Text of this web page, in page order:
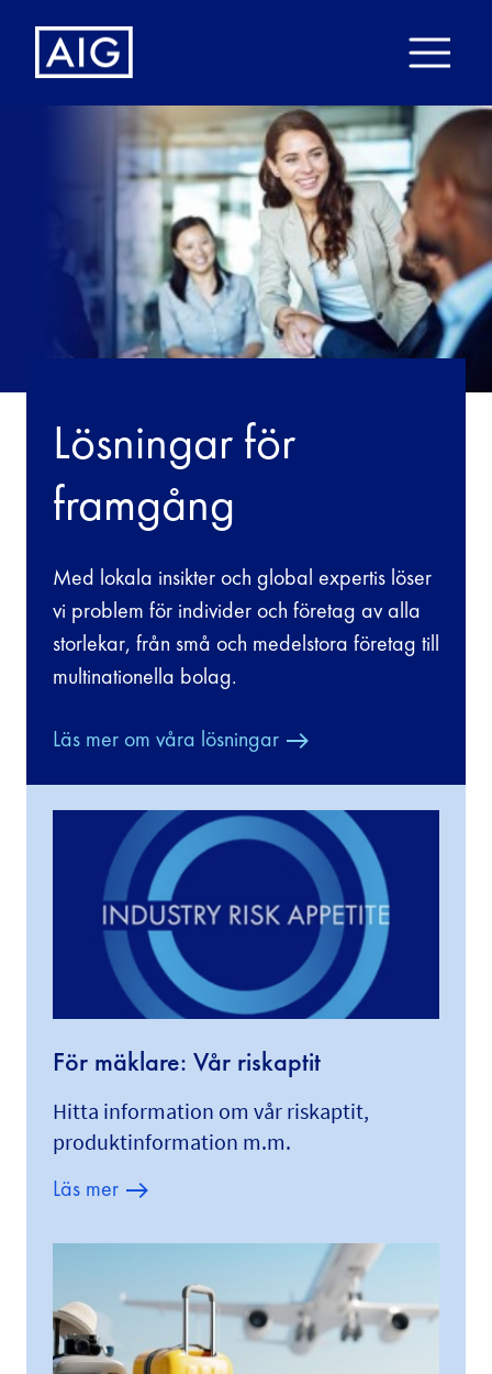
Lösningar för
framgång
Med lokala insikter och global expertis löser
vi problem för individer och företag av alla
storlekar, från små och medelstora företag till
multinationella bolag.
Läs mer om våra lösningar
För mäklare: Vår riskaptit
Hitta information om vår riskaptit,
produktinformation m.m.
Läs mer